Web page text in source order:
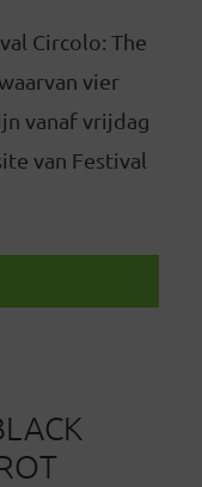
Circolo: The
vier
vanaf vrijdag
van Festival